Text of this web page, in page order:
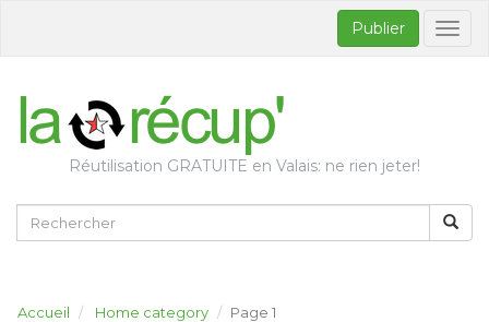
Publier
Réutilisation GRATUITE en Valais: ne rien jeter!
Accueil Home category Page 1